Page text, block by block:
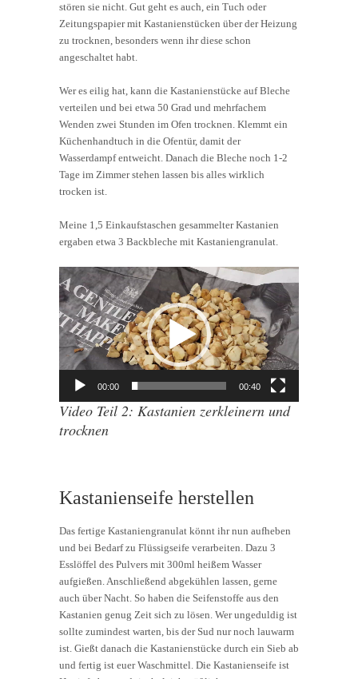
stören sie nicht. Gut geht es auch, ein Tuch oder
Zeitungspapier mit Kastanienstücken über der Heizung
zu trocknen, besonders wenn ihr diese schon
angeschaltet habt.
Wer es eilig hat, kann die Kastanienstücke auf Bleche
verteilen und bei etwa 50 Grad und mehrfachem
Wenden zwei Stunden im Ofen trocknen. Klemmt ein
Küchenhandtuch in die Ofentür, damit der
Wasserdampf entweicht. Danach die Bleche noch 1-2
Tage im Zimmer stehen lassen bis alles wirklich
trocken ist.
Meine 1,5 Einkaufstaschen gesammelter Kastanien
ergaben etwa 3 Backbleche mit Kastaniengranulat.
Video-
Player
00:00 00:40
Video Teil 2: Kastanien zerkleinern und
trocknen
Kastanienseife herstellen
Das fertige Kastaniengranulat könnt ihr nun aufheben
und bei Bedarf zu Flüssigseife verarbeiten. Dazu 3
Esslöffel des Pulvers mit 300ml heißem Wasser
aufgießen. Anschließend abgekühlen lassen, gerne
auch über Nacht. So haben die Seifenstoffe aus den
Kastanien genug Zeit sich zu lösen. Wer ungeduldig ist
sollte zumindest warten, bis der Sud nur noch lauwarm
ist. Gießt danach die Kastanienstücke durch ein Sieb ab
und fertig ist euer Waschmittel. Die Kastanienseife ist